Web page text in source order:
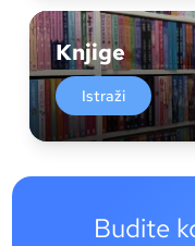
Knjige
Istraži
Budite